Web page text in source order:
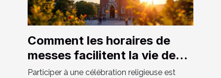
Comment les horaires de
messes facilitent la vie des
fidèles ?
Participer à une célébration religieuse est